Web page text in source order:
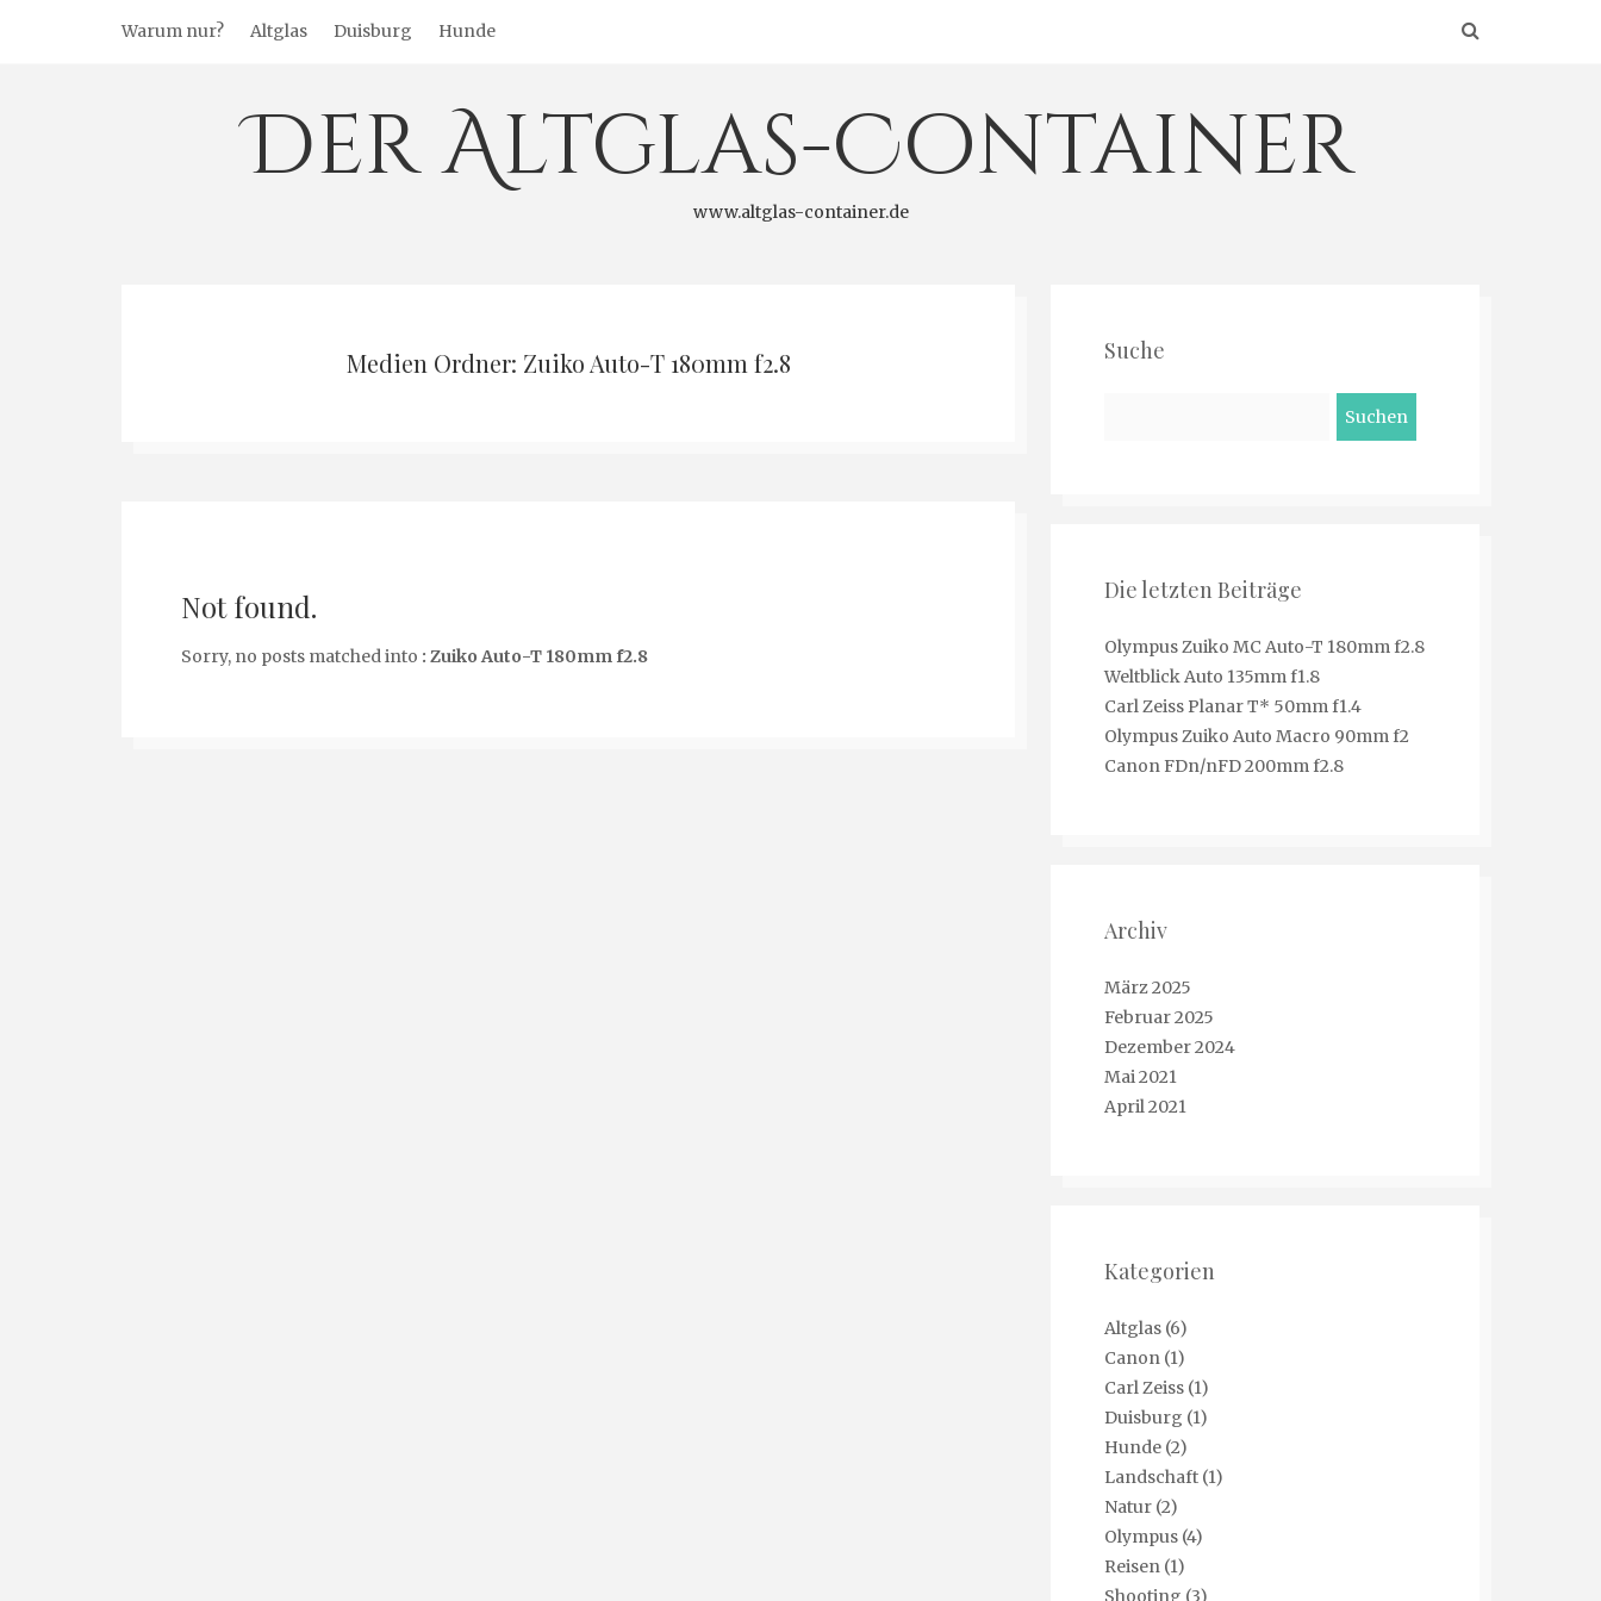
Warum nur? Altglas Duisburg Hunde
Der Altglas-Container
www.altglas-container.de
Medien Ordner: Zuiko Auto-T 180mm f2.8
Not found.
Sorry, no posts matched into : Zuiko Auto-T 180mm f2.8
Suche
Die letzten Beiträge
Olympus Zuiko MC Auto-T 180mm f2.8
Weltblick Auto 135mm f1.8
Carl Zeiss Planar T* 50mm f1.4
Olympus Zuiko Auto Macro 90mm f2
Canon FDn/nFD 200mm f2.8
Archiv
März 2025
Februar 2025
Dezember 2024
Mai 2021
April 2021
Kategorien
Altglas (6)
Canon (1)
Carl Zeiss (1)
Duisburg (1)
Hunde (2)
Landschaft (1)
Natur (2)
Olympus (4)
Reisen (1)
Shooting (3)